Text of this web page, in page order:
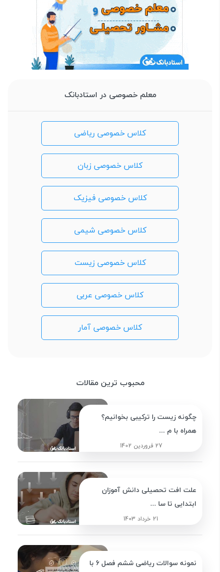
معلم خصوصی در استادبانک
کلاس خصوصی ریاضی
کلاس خصوصی زبان
کلاس خصوصی فیزیک
کلاس خصوصی شیمی
کلاس خصوصی زیست
کلاس خصوصی عربی
کلاس خصوصی آمار
محبوب ترین مقالات
چگونه زیست را ترکیبی بخوانیم؟
همراه با م ...
27 فروردین 1402
علت افت تحصیلی دانش آموزان
ابتدایی تا سا ...
21 خرداد 1403
نمونه سوالات ریاضی ششم فصل 6 با